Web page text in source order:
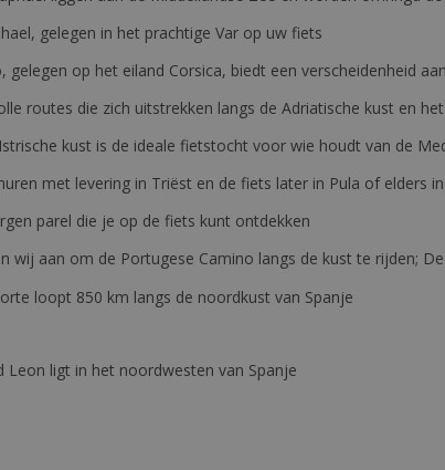
gelegen in het prachtige Var op uw fiets
gelegen op het eiland Corsica, biedt een verscheidenheid
routes die zich uitstrekken langs de Adriatische kust en
kust is de ideale fietstocht voor wie houdt van de
met levering in Triëst en de fiets later in Pula of elders
parel die je op de fiets kunt ontdekken
wij aan om de Portugese Camino langs de kust te rijden; De
loopt 850 km langs de noordkust van Spanje
Leon ligt in het noordwesten van Spanje